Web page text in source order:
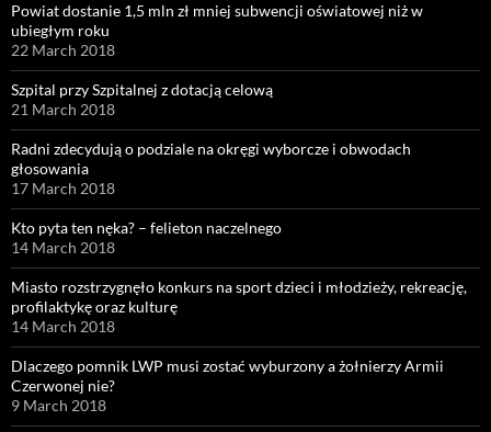
Powiat dostanie 1,5 mln zł mniej subwencji oświatowej niż w
ubiegłym roku
22 March 2018
Szpital przy Szpitalnej z dotacją celową
21 March 2018
Radni zdecydują o podziale na okręgi wyborcze i obwodach
głosowania
17 March 2018
Kto pyta ten nęka? – felieton naczelnego
14 March 2018
Miasto rozstrzygnęło konkurs na sport dzieci i młodzieży, rekreację,
profilaktykę oraz kulturę
14 March 2018
Dlaczego pomnik LWP musi zostać wyburzony a żołnierzy Armii
Czerwonej nie?
9 March 2018